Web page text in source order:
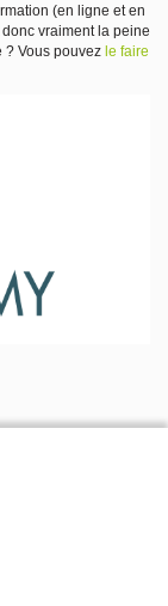
(en ligne et en
vraiment la peine
? Vous pouvez le faire